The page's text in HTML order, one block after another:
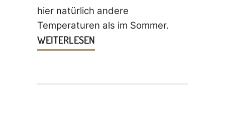
hier natürlich andere
Temperaturen als im Sommer.
WEITERLESEN